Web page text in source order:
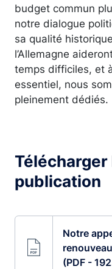
budget commun
notre dialogue
sa qualité
l’Allemagne
temps difficiles, et
essentiel, nous
pleinement dédiés.
publication
Notre
(PDF -